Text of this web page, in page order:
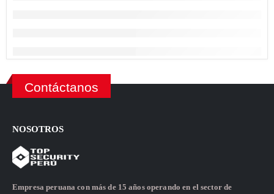
Contáctanos
NOSOTROS
Empresa peruana con más de 15 años operando en el sector de